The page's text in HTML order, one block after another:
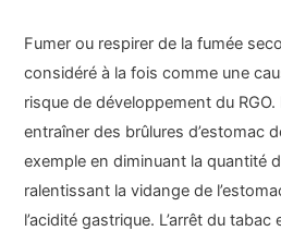
Fumer ou respirer de la fumée
considéré à la fois comme une
risque de développement du
entraîner des brûlures d’estomac
exemple en diminuant la quantité
ralentissant la vidange de
l’acidité gastrique. L’arrêt du